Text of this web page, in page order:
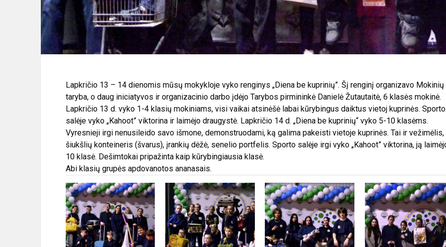
Lapkričio 13 – 14 dienomis mūsų mokykloje vyko renginys „Diena be kuprinių”. Šį renginį organizavo Mokinių
taryba, o daug iniciatyvos ir organizacinio darbo įdėjo Tarybos pirmininkė Danielė Žutautaitė, 6 klasės mokinė.
Lapkričio 13 d. vyko 1-4 klasių mokiniams, visi vaikai atsinėšė labai kūrybingus daiktus vietoj kuprinės. Sporto
salėje vyko „Kahoot” viktorina ir laimėjo draugystė. Lapkričio 14 d. „Diena be kuprinių“ vyko 5-10 klasėms.
Vyresnieji irgi nenusileido savo išmone, demonstruodami, ką galima pakeisti vietoje kuprinės. Tai ir vežimėlis,
šiukšlių konteineris (švarus), įrankių dėžė, senelio portfelis. Sporto salėje irgi vyko „Kahoot” viktorina, ją
10 klasė. Dešimtokai pripažinta kaip kūrybingiausia klasė.
Abi klasių grupės apdovanotos ananasais.